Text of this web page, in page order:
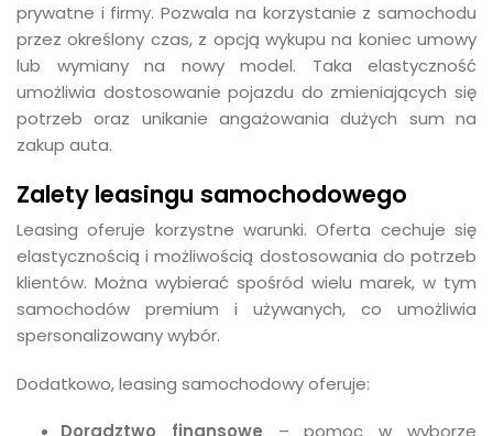
prywatne i firmy. Pozwala na korzystanie z samochodu
przez określony czas, z opcją wykupu na koniec umowy
lub wymiany na nowy model. Taka elastyczność
umożliwia dostosowanie pojazdu do zmieniających się
potrzeb oraz unikanie angażowania dużych sum na
zakup auta.
Zalety leasingu samochodowego
Leasing oferuje korzystne warunki. Oferta cechuje się
elastycznością i możliwością dostosowania do potrzeb
klientów. Można wybierać spośród wielu marek, w tym
samochodów premium i używanych, co umożliwia
spersonalizowany wybór.
Dodatkowo, leasing samochodowy oferuje:
Doradztwo finansowe – pomoc w wyborze